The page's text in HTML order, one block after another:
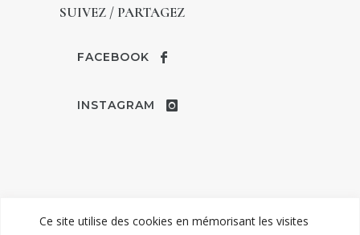
Ce site utilise des cookies en mémorisant les visites
SUIVEZ / PARTAGEZ
FACEBOOK
INSTAGRAM